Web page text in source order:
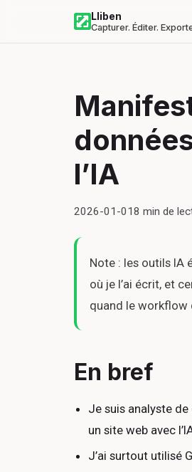
Lliben
Capturer. Éditer.
l’IA
2026-01-018 min de
Note : les outils IA
où je l’ai écrit, et
quand le workflow
En bref
Je suis analyste de
un site web avec
J’ai surtout utilisé